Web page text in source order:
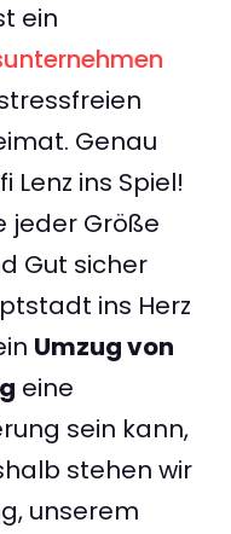
ein
Genau
ins Spiel!
jeder Größe
Gut sicher
ins Herz
Umzug von
eine
sein kann,
stehen wir
unserem